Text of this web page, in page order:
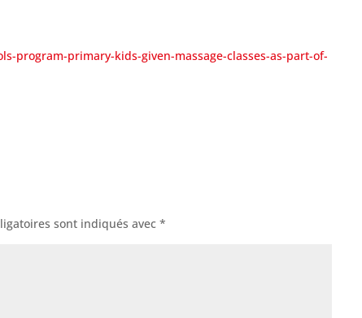
program-primary-kids-given-massage-classes-as-part-of-
sont indiqués avec*